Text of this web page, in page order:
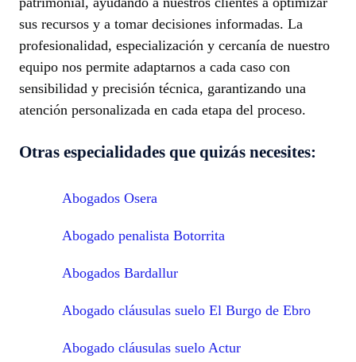
sus recursos y a tomar decisiones informadas. La
profesionalidad, especialización y cercanía de nuestro
equipo nos permite adaptarnos a cada caso con
sensibilidad y precisión técnica, garantizando una
atención personalizada en cada etapa del proceso.
Otras especialidades que quizás necesites:
Abogados Osera
Abogado penalista Botorrita
Abogados Bardallur
Abogado cláusulas suelo El Burgo de Ebro
Abogado cláusulas suelo Actur